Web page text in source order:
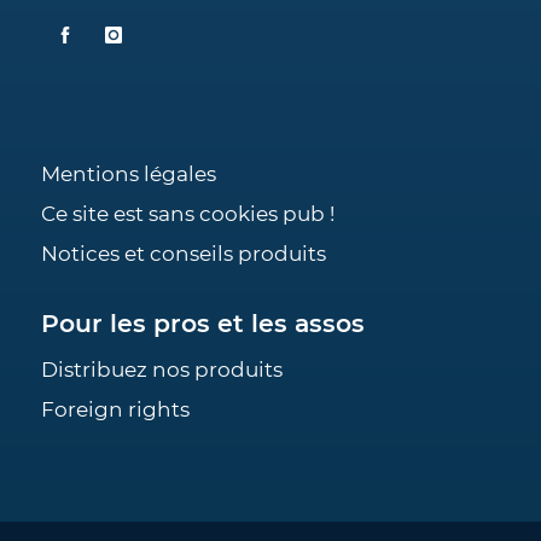
Mentions légales
Ce site est sans cookies pub !
Notices et conseils produits
Pour les pros et les assos
Distribuez nos produits
Foreign rights